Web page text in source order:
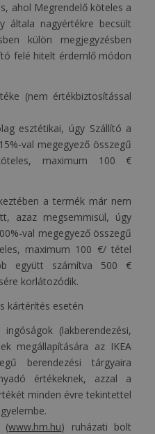
ahol Megrendelő köteles a
általa nagyértékre becsült
külön megjegyzésben
felé hitelt érdemlő módon
(nem értékbiztosítással
esztétikai, úgy Szállító a
val megegyező összegű
maximum 100 €
a termék már nem
azaz megsemmisül, úgy
val megegyező összegű
maximum 100 €/ tétel
együtt számítva 500 €
korlátozódik.
kártérítés esetén
(lakberendezési,
megállapítására az IKEA
berendezési tárgyaira
értékeknek, azzal a
minden évre tekintettel
(www.hm.hu) ruházati bolt